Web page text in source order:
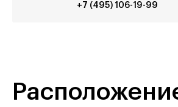
+7 (495) 106-19-99